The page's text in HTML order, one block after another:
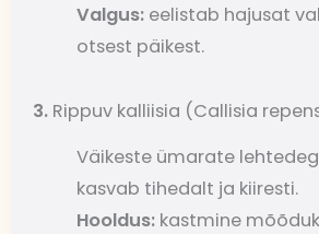
Valgus: eelistab hajusat
otsest päikest.
3. Rippuv kalliisia (Callisia
Väikeste ümarate
kasvab tihedalt ja kiiresti.
Hooldus: kastmine